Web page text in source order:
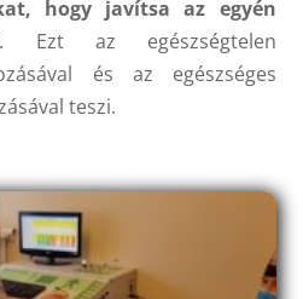
hogy javítsa az egyén
. Ezt az egészségtelen
és az egészséges
teszi.